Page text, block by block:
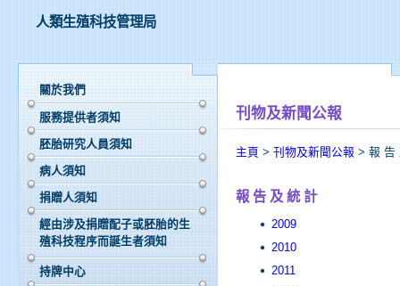
人類生殖科技管理局
關於我們
服務提供者須知
胚胎研究人員須知
病人須知
捐贈人須知
經由涉及捐贈配子或胚胎的生
殖科技程序而誕生者須知
持牌中心
刊物及新聞公報
主頁 > 刊物及新聞公報 > 報 告
報 告 及 統 計
2009
2010
2011